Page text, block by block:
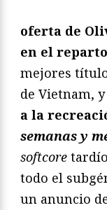
oferta de
en el
mejores
de Vietnam, y
a la
semanas y
softcore
todo el
un anuncio